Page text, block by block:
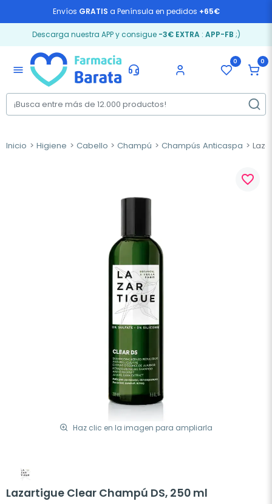
Envíos GRATIS a Península en pedidos +65€
Descarga nuestra APP y consigue -3€ EXTRA: APP-FB ;)
menu
0 0
Inicio Higiene Cabello Champú Champús Anticaspa
Haz clic en la imagen para ampliarla
favorite_border
Lazartigue Clear Champú DS, 250 ml